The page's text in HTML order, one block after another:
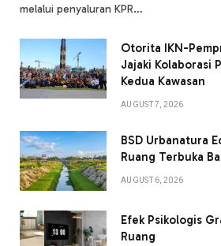
melalui penyaluran KPR…
Otorita IKN-
Jajaki Kolaborasi
Kedua Kawasan
AUGUST 7, 2026
BSD Urbanatura
Ruang Terbuka
AUGUST 6, 2026
Efek Psikologis
Ruang